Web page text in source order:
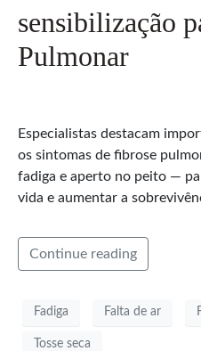
sensibilização
Pulmonar
Especialistas destacam
os sintomas de fibrose
fadiga e aperto no peito —
vida e aumentar a
Continue reading
Fadiga Falta de ar
Tosse seca